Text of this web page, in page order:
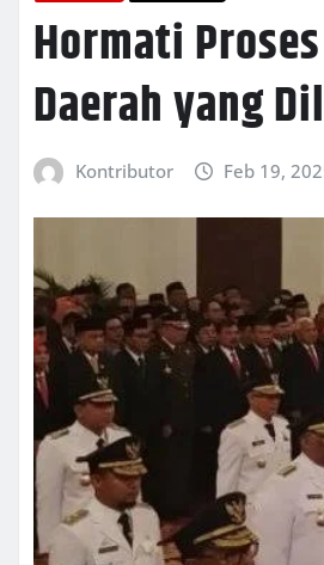
Hormati
Daerah yang
Kontributor Feb 19,